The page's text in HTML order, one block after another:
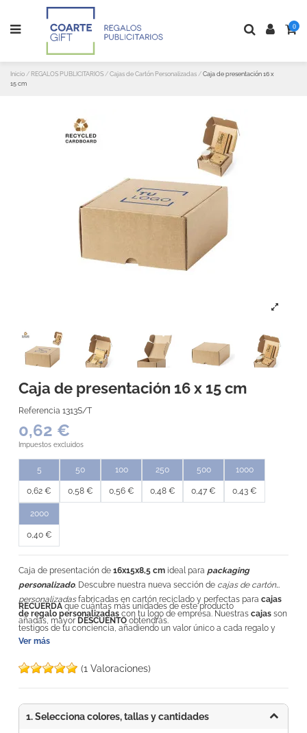
0
Inicio REGALOS PUBLICITARIOS Cajas de Cartón Personalizadas
Caja de presentación 16 x
15 cm
Caja de presentación 16 x 15 cm
Referencia 1313S/T
0,62 €
Impuestos excluidos
5
0,62 €
50
0,58 €
100
0,56 €
250
0,48 €
500
0,47 €
1000
0,43 €
2000
0,40 €
Caja de presentación de 16x15x8,5 cm ideal para packaging
personalizado. Descubre nuestra nueva sección de cajas de cartón
personalizadasfabricadas en cartón reciclado y perfectas para cajas
de regalo personalizadas con tu logo de empresa. Nuestras cajas son
testigos de tu conciencia, añadiendo un valor único a cada regalo y
convirtiéndolo en una experiencia significativa. Nuestras
de manera distinguida. Descubre la magia de regalar con nuestras
cajas personalizadas. Calidad, originalidad y precios a tu alcance.
RECUERDA que cuántas más unidades de este producto
añadas, mayor DESCUENTO obtendrás.
Ver más
(1 Valoraciones)
1. Selecciona colores, tallas y cantidades